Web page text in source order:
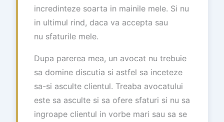
incredinteze soarta in mainile mele. Si nu
in ultimul rind, daca va accepta sau
nu sfaturile mele.
Dupa parerea mea, un avocat nu trebuie
sa domine discutia si astfel sa inceteze
sa-si asculte clientul. Treaba avocatului
este sa asculte si sa ofere sfaturi si nu sa
ingroape clientul in vorbe mari sau sa se